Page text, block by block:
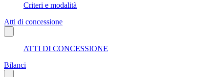
Criteri e modalità
Atti di concessione
ATTI DI CONCESSIONE
Bilanci